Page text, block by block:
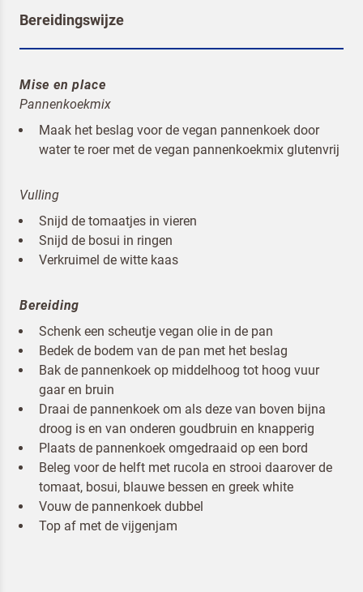
Bereidingswijze
Mise en place
Pannenkoekmix
Maak het beslag voor de vegan pannenkoek door
water te roer met de vegan pannenkoekmix glutenvrij
Vulling
Snijd de tomaatjes in vieren
Snijd de bosui in ringen
Verkruimel de witte kaas
Bereiding
Schenk een scheutje vegan olie in de pan
Bedek de bodem van de pan met het beslag
Bak de pannenkoek op middelhoog tot hoog vuur
gaar en bruin
Draai de pannenkoek om als deze van boven bijna
droog is en van onderen goudbruin en knapperig
Plaats de pannenkoek omgedraaid op een bord
Beleg voor de helft met rucola en strooi daarover de
tomaat, bosui, blauwe bessen en greek white
Vouw de pannenkoek dubbel
Top af met de vijgenjam
Terugbelverzoek
Om spam te bestrijden, selecteer hieronder de
afbeelding van deKwarktaart